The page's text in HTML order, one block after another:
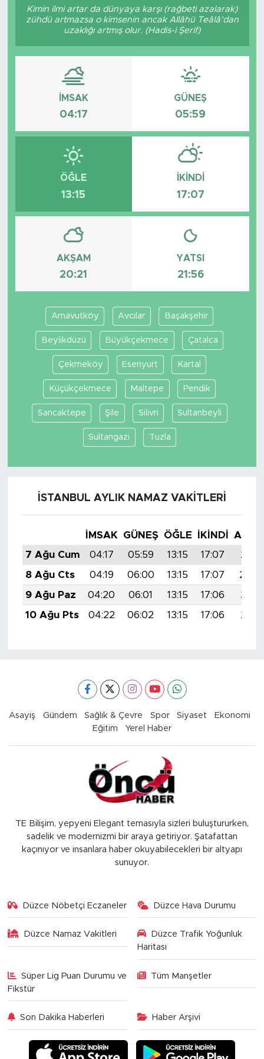
Kimin ilmi artar da dünyaya karşı (rağbeti azalarak)
zühdü artmazsa o kimsenin ancak Allâhü Teâlâ’dan
uzaklığı artmış olur. (Hadis-i Şerif)
İMSAK
04:17
GÜNEŞ
05:59
ÖĞLE
13:15
İKINDI
17:07
AKŞAM
20:21
YATSI
21:56
Arnavutköy Avcılar Başakşehir
Beylikdüzü Büyükçekmece Çatalca
Çekmeköy Esenyurt Kartal
Küçükçekmece Maltepe Pendik
Sancaktepe Şile Silivri Sultanbeyli
Sultangazi Tuzla
İSTANBUL AYLIK NAMAZ VAKITLERI
İMSAK GÜNEŞ ÖĞLE İKINDI
7 Ağu Cum
04:17 05:59 13:15 17:07
20:21
8 Ağu Cts
04:19 06:00 13:15 17:07
9 Ağu Paz
04:20 06:01 13:15 17:06
20:19
10 Ağu Pts
04:22 06:02 13:15 17:06 20:18
Asayiş Gündem Sağlık & Çevre Spor Siyaset
Ekonomi
Eğitim
Yerel Haber
TE Bilişim, yepyeni Elegant temasıyla sizleri buluştururken,
sadelik ve modernizmi bir araya getiriyor. Şatafattan
kaçınıyor ve insanlara haber okuyabilecekleri bir altyapı
sunuyor.
Düzce Nöbetçi Eczaneler Düzce Hava Durumu
Düzce Namaz Vakitleri
Düzce Trafik Yoğunluk
Haritası
Süper Lig Puan Durumu ve
Fikstür
Tüm Manşetler
Son Dakika Haberleri Haber Arşivi